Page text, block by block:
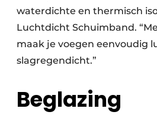
waterdichte en thermisch
Luchtdicht Schuimband.
maak je voegen eenvoudig
slagregendicht.”
Beglazing